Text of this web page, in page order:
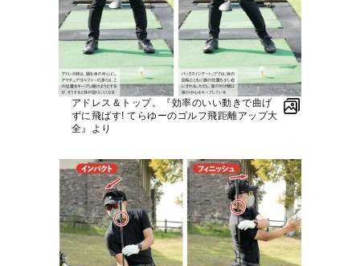
アドレス＆トップ。『効率のいい動きで曲げ
ずに飛ばす! てらゆーのゴルフ飛距離アップ大
全』より